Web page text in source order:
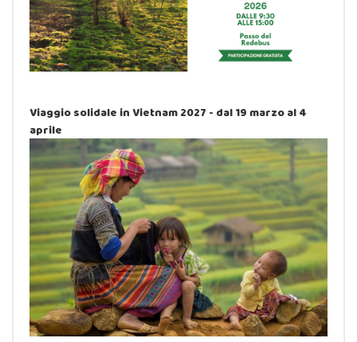
Viaggio solidale in Vietnam 2027 - dal 19 marzo al 4
aprile